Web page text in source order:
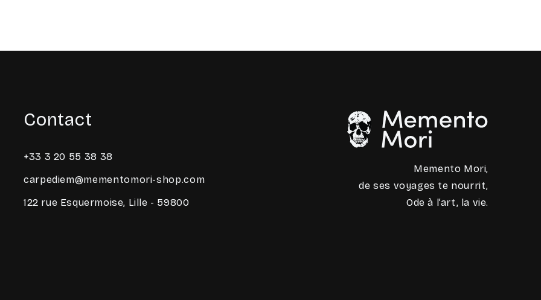
Contact
+33 3 20 55 38 38
carpediem@mementomori-shop.com
122 rue Esquermoise, Lille - 59800
Memento Mori,
de ses voyages te nourrit,
Ode à l’art, la vie.